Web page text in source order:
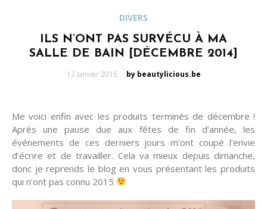
DIVERS
ILS N’ONT PAS SURVÉCU À MA
SALLE DE BAIN [DÉCEMBRE 2014]
Posted
12 janvier 2015 by beautylicious.be
Me voici enfin avec les produits terminés de décembre !
Après une pause due aux fêtes de fin d’année, les
événements de ces derniers jours m’ont coupé l’envie
d’écrire et de travailler. Cela va mieux depuis dimanche,
donc je reprends le blog en vous présentant les produits
qui n’ont pas connu 2015